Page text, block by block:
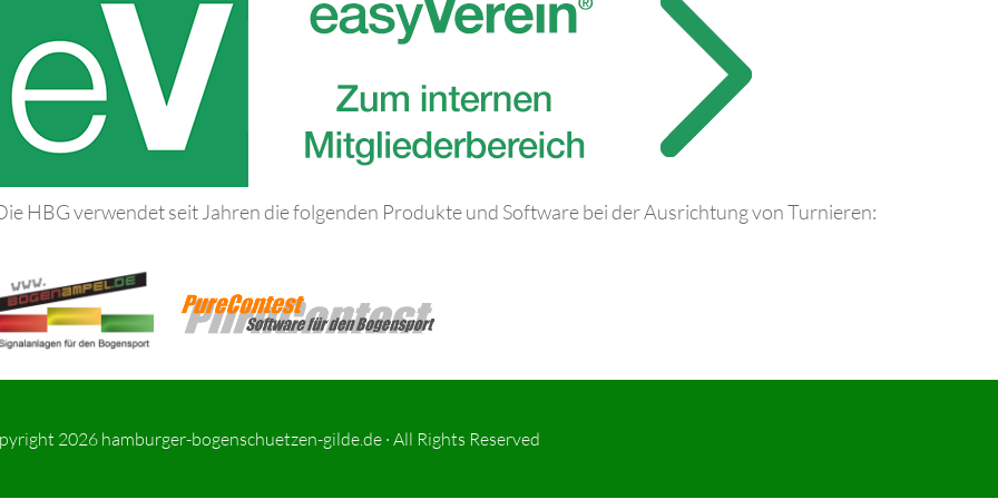
HBG verwendet seit Jahren die folgenden Produkte und Software bei der Ausrichtung von Turnieren:
2026hamburger-bogenschuetzen-gilde.de · All Rights Reserved